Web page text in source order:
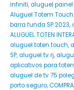
infiniti,aluguel painel
Aluguel Totem
barra funda SP 2023,
ALUGUEL TOTEN
aluguel toten touch,
SP,aluguel tv rj,
aplicativos para
aluguel de tv 75
porto seguro,